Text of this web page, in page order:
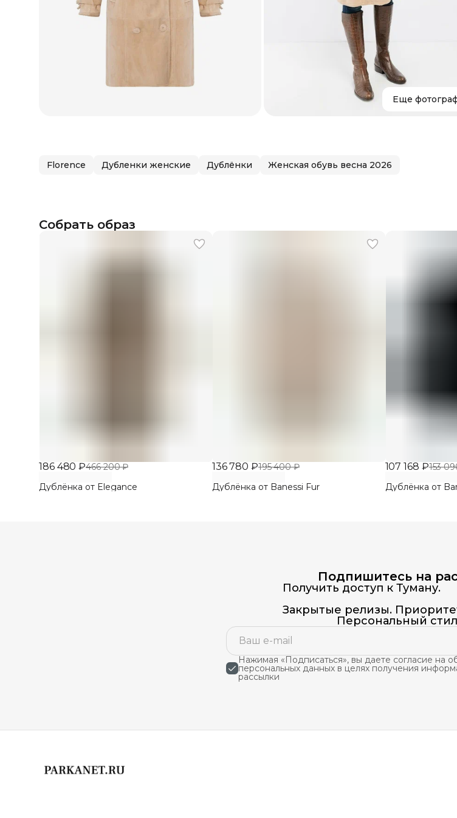
Еще
Florence Дубленки женские Дублёнки Женская обувь весна 2026
Собрать образ
186 480 ₽466 200 ₽
Дублёнка от Elegance
136 780 ₽195 400 ₽
Дублёнка от Banessi Fur
107 168 ₽153
Дублёнка от
Подпишитесь на
Получить доступ к Туману.
Закрытые релизы.
Персональный
Нажимая «Подписаться», вы даете согласие на
персональных данных в целях получения
рассылки